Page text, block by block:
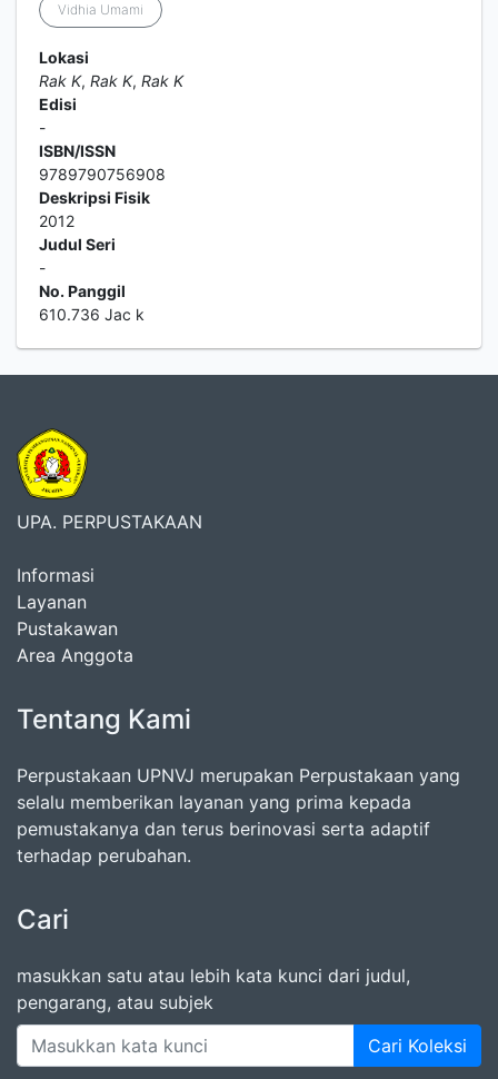
Vidhia Umami
Lokasi
Rak K, Rak K, Rak K
Edisi
-
ISBN/ISSN
9789790756908
Deskripsi Fisik
2012
Judul Seri
-
No. Panggil
610.736 Jac k
UPA. PERPUSTAKAAN
Informasi
Layanan
Pustakawan
Area Anggota
Tentang Kami
Perpustakaan UPNVJ merupakan Perpustakaan yang
selalu memberikan layanan yang prima kepada
pemustakanya dan terus berinovasi serta adaptif
terhadap perubahan.
Cari
masukkan satu atau lebih kata kunci dari judul,
pengarang, atau subjek
Cari Koleksi